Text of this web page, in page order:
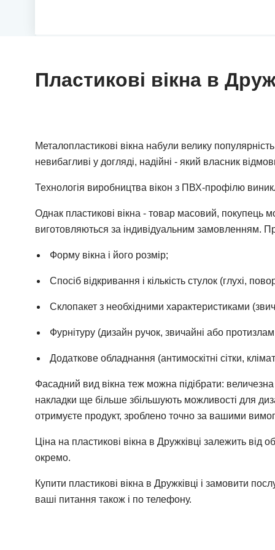
Пластикові вікна в
Металопластикові вікна набули велику
невибагливі у догляді, надійні - який власник
Технологія виробництва вікон з ПВХ-профілю
Однак пластикові вікна - товар масовий, покупець
виготовляються за індивідуальним замовленням.
Форму вікна і його розмір;
Спосіб відкривання і кількість стулок (глухі,
Склопакет з необхідними характеристиками
Фурнітуру (дизайн ручок, звичайні або
Додаткове обладнання (антимоскітні сітки,
Фасадний вид вікна теж можна підібрати:
накладки ще більше збільшують можливості для
отримуєте продукт, зроблено точно за вашими
Ціна на пластикові вікна в Дружкiвці залежить від
окремо.
Купити пластикові вікна в Дружкiвці і замовити
ваші питання також і по телефону.